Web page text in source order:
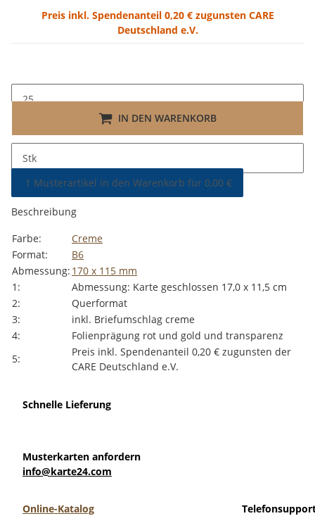
Preis inkl. Spendenanteil 0,20 € zugunsten CARE
Deutschland e.V.
Stk
IN DEN WARENKORB
Bitte beachten Sie die Mindestabnahme von 25 Stk.
1 Musterartikel in den Warenkorb für 0,00 €
Beschreibung
Produkteigenschaft
Wert
Farbe:
Creme
Format:
B6
Abmessung: 170 x 115 mm
1:
Abmessung: Karte geschlossen 17,0 x 11,5 cm
2:
Querformat
3:
inkl. Briefumschlag creme
4:
Folienprägung rot und gold und transparenz
5:
Preis inkl. Spendenanteil 0,20 € zugunsten der
CARE Deutschland e.V.
Schnelle Lieferung
Musterkarten anfordern
info@karte24.com
Online-Katalog